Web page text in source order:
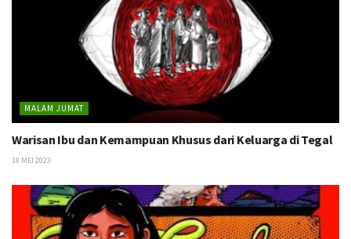
MALAM JUMAT
Warisan Ibu dan Kemampuan Khusus dari Keluarga di Tegal
18 MEI 2023